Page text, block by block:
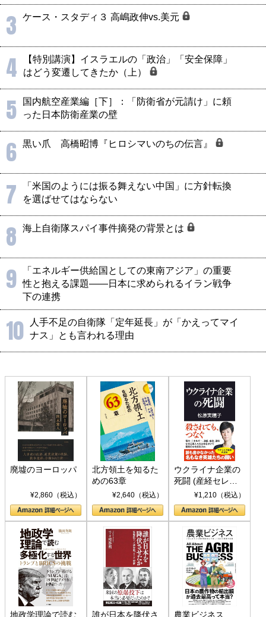
3 ケース・スタディ３ 高嶋政伸vs.美元
4
【特別講演】イスラエルの「政治」「安全保障」
はどう変遷してきたか（上）
5
国内航空産業編［下］：「防衛省が元請け」に頼
った日本防衛産業の壁
6 黒い爪 高橋昭博『ヒロシマいのちの伝言』
7
「米国のようには振る舞えない中国」に方針転換
を選ばせてはならない
8 海上自衛隊スパイ事件摘発の背景とは
9
「エネルギー供給国としての東南アジア」の重要
性と抱える課題――日本に求められるイラン戦争
下の連携
10
人手不足の自衛隊「定年延長」が「かえってマイ
ナス」とも言われる理由
廃墟のヨーロッパ
¥2,860（税込）
北方領土を知るた
めの63章
¥2,640（税込）
ウクライナ企業の
死闘 (産経セレク
ト S 039)¥1,210（税込）
地政学理論で読む
誰が日本を降伏さ
農業ビジネス